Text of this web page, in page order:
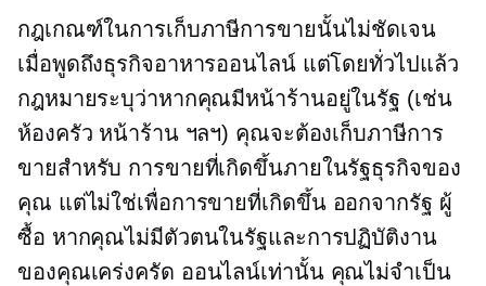
กฎเกณฑ์ในการเก็บภาษีการขายนั้นไม่ชัดเจน
เมื่อพูดถึงธุรกิจอาหารออนไลน์ แต่โดยทั่วไปแล้ว
กฎหมายระบุว่าหากคุณมีหน้าร้านอยู่ในรัฐ (เช่น
ห้องครัว หน้าร้าน ฯลฯ) คุณจะต้องเก็บภาษีการ
ขายสำหรับ การขายที่เกิดขึ้นภายในรัฐธุรกิจของ
คุณ แต่ไม่ใช่เพื่อการขายที่เกิดขึ้น ออกจากรัฐ ผู้
ซื้อ หากคุณไม่มีตัวตนในรัฐและการปฏิบัติงาน
ของคุณเคร่งครัด ออนไลน์เท่านั้นคุณไม่จำเป็น